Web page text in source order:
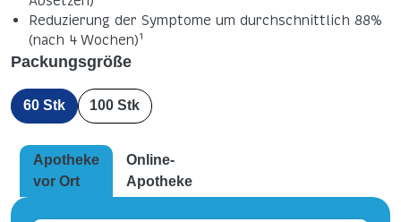
Reduzierung der Symptome um durchschnittlich 88%
(nach 4 Wochen)1
Packungsgröße
60 Stk 100 Stk
Apotheke
vor Ort
Online-
Apotheke